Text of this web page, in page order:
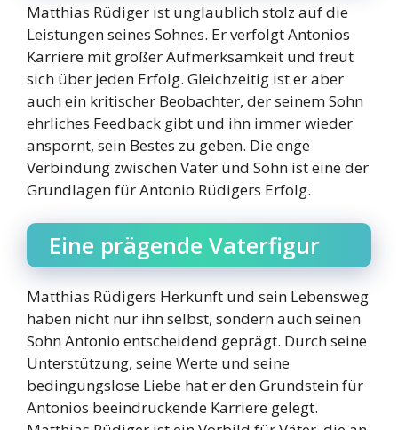
Matthias Rüdiger ist unglaublich stolz auf die
Leistungen seines Sohnes. Er verfolgt Antonios
Karriere mit großer Aufmerksamkeit und freut
sich über jeden Erfolg. Gleichzeitig ist er aber
auch ein kritischer Beobachter, der seinem Sohn
ehrliches Feedback gibt und ihn immer wieder
anspornt, sein Bestes zu geben. Die enge
Verbindung zwischen Vater und Sohn ist eine der
Grundlagen für Antonio Rüdigers Erfolg.
Eine prägende Vaterfigur
Matthias Rüdigers Herkunft und sein Lebensweg
haben nicht nur ihn selbst, sondern auch seinen
Sohn Antonio entscheidend geprägt. Durch seine
Unterstützung, seine Werte und seine
bedingungslose Liebe hat er den Grundstein für
Antonios beeindruckende Karriere gelegt.